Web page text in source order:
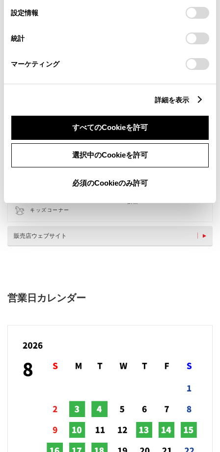
デバイスにすべてのCookie(クッキー)が保存されることに同
意したことになります。Cookie(クッキー)のオプトアウト、
設定の変更、同意を撤回したりするにあたっては、当社の
「Cookie（クッキー）情報の取り扱いについて
」をご覧くだ
設定情報
統計
マーケティング
詳細を表示
すべてのCookieを許可
選択中のCookieを許可
必須のCookieのみ許可
ウェルキャブステーション サービス
バリアフリー/フラットフロ
バリアフリー/多目的駐車場
AED
扱店
キッズコーナー
販売店ウェブサイト
営業日カレンダー